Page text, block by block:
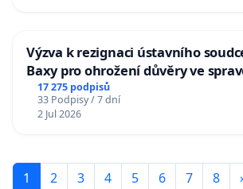
Výzva k rezignaci ústavního
Baxy pro ohrožení důvěry ve
17 275 podpisů
33 Podpisy / 7 dní
2 Jul 2026
1 2 3 4 5 6 7 8